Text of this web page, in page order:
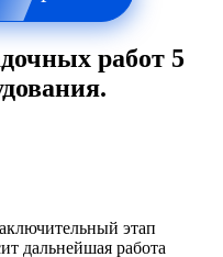
работ 5
этап
дальнейшая работа